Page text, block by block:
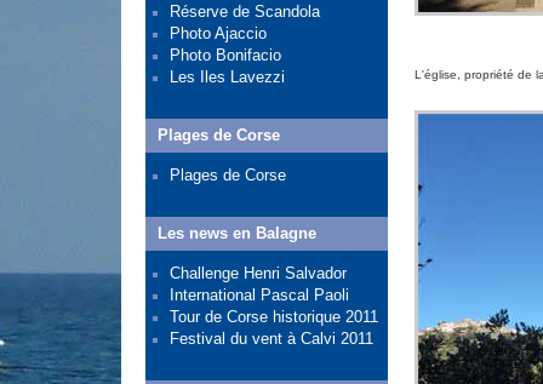
L'église, propriété de
Réserve de Scandola
Photo Ajaccio
Photo Bonifacio
Les Iles Lavezzi
Plages de Corse
Plages de Corse
Les news en Balagne
Challenge Henri Salvador
International Pascal Paoli
Tour de Corse historique 2011
Festival du vent à Calvi 2011